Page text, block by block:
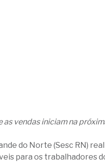
vendas iniciam na
do Norte (Sesc RN)
para os trabalhadores